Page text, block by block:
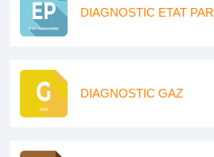
DIAGNOSTIC ETAT
DIAGNOSTIC GAZ